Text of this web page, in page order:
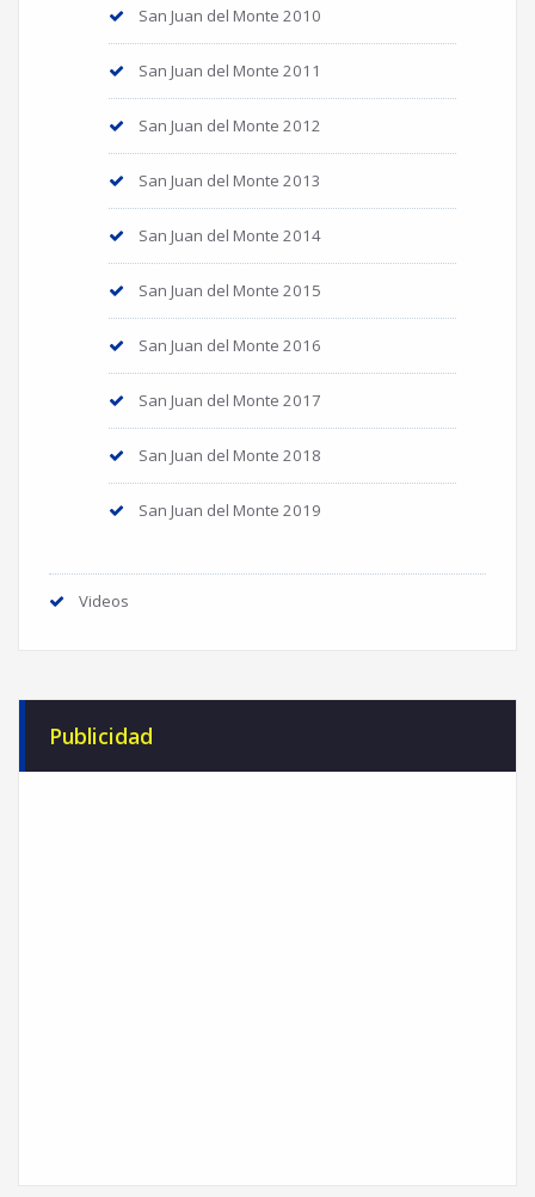
San Juan del Monte 2010
San Juan del Monte 2011
San Juan del Monte 2012
San Juan del Monte 2013
San Juan del Monte 2014
San Juan del Monte 2015
San Juan del Monte 2016
San Juan del Monte 2017
San Juan del Monte 2018
San Juan del Monte 2019
Videos
Publicidad